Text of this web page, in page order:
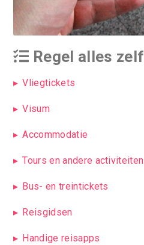
Regel alles zelf
Vliegtickets
Visum
Accommodatie
Tours en andere activiteiten
Bus- en treintickets
Reisgidsen
Handige reisapps